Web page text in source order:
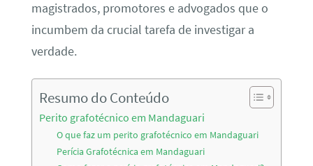
magistrados, promotores e advogados que o
incumbem da crucial tarefa de investigar a
verdade.
Resumo do Conteúdo
Perito grafotécnico em Mandaguari
O que faz um perito grafotécnico em Mandaguari
Perícia Grafotécnica em Mandaguari